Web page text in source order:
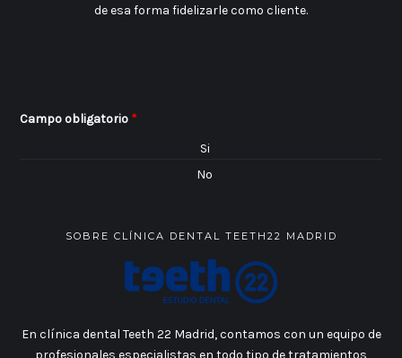
de esa forma fidelizarle como cliente.
Campo obligatorio *
Si
No
SOBRE CLÍNICA DENTAL TEETH22 MADRID
En clínica dental Teeth 22 Madrid, contamos con un equipo de
profesionales especialistas en todo tipo de tratamientos